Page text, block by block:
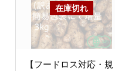
【フードロス対応・規